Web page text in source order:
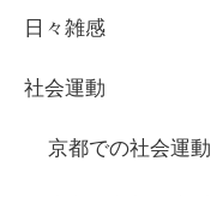
日々雑感
社会運動
京都での社会運動